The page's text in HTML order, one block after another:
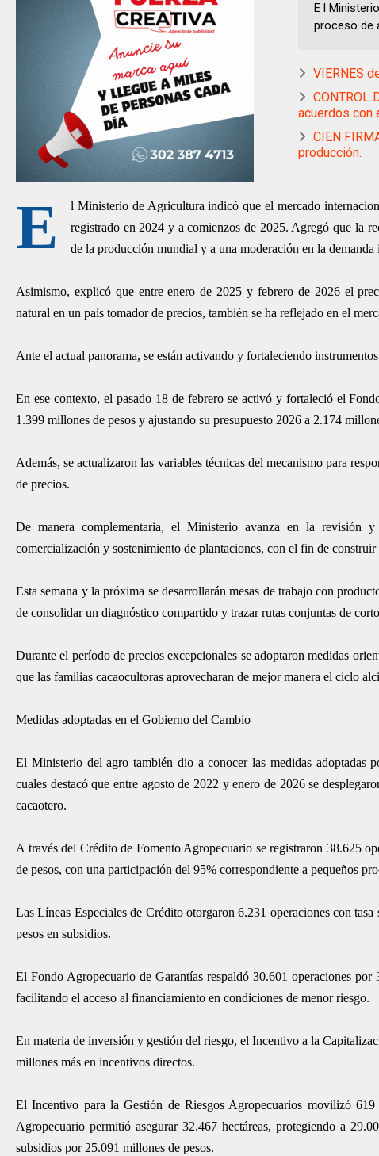
E l
proceso de
VIERNES
CONTROL
acuerdos con
CIEN
producción.
E
l Ministerio de Agricultura indicó que el mercado
registrado en 2024 y a comienzos de 2025. Agregó que la
de la producción mundial y a una moderación en la demanda
Asimismo, explicó que entre enero de 2025 y febrero de 2026 el
natural en un país tomador de precios, también se ha reflejado en el
Ante el actual panorama, se están activando y fortaleciendo
En ese contexto, el pasado 18 de febrero se activó y fortaleció el
1.399 millones de pesos y ajustando su presupuesto 2026 a 2.174
Además, se actualizaron las variables técnicas del mecanismo para
de precios.
De manera complementaria, el Ministerio avanza en la revisión y
comercialización y sostenimiento de plantaciones, con el fin de
Esta semana y la próxima se desarrollarán mesas de trabajo con
de consolidar un diagnóstico compartido y trazar rutas conjuntas de
Durante el período de precios excepcionales se adoptaron medidas
que las familias cacaocultoras aprovecharan de mejor manera el ciclo
Medidas adoptadas en el Gobierno del Cambio
El Ministerio del agro también dio a conocer las medidas adoptadas
cuales destacó que entre agosto de 2022 y enero de 2026 se
cacaotero.
A través del Crédito de Fomento Agropecuario se registraron 38.625
de pesos, con una participación del 95% correspondiente a pequeños
Las Líneas Especiales de Crédito otorgaron 6.231 operaciones con
pesos en subsidios.
El Fondo Agropecuario de Garantías respaldó 30.601 operaciones
facilitando el acceso al financiamiento en condiciones de menor riesgo.
En materia de inversión y gestión del riesgo, el Incentivo a la
millones más en incentivos directos.
El Incentivo para la Gestión de Riesgos Agropecuarios movilizó
Agropecuario permitió asegurar 32.467 hectáreas, protegiendo a
subsidios por 25.091 millones de pesos.